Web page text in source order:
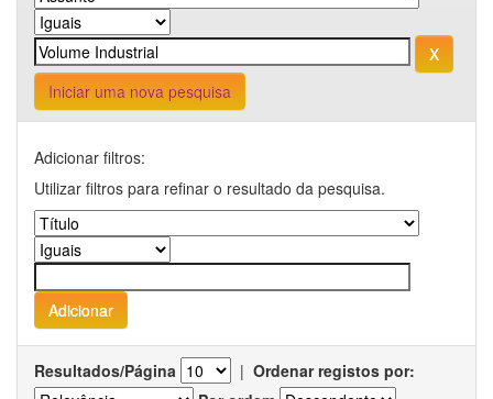
Iniciar uma nova pesquisa
Adicionar filtros:
Utilizar filtros para refinar o resultado da pesquisa.
Resultados/Página | Ordenar registos por: